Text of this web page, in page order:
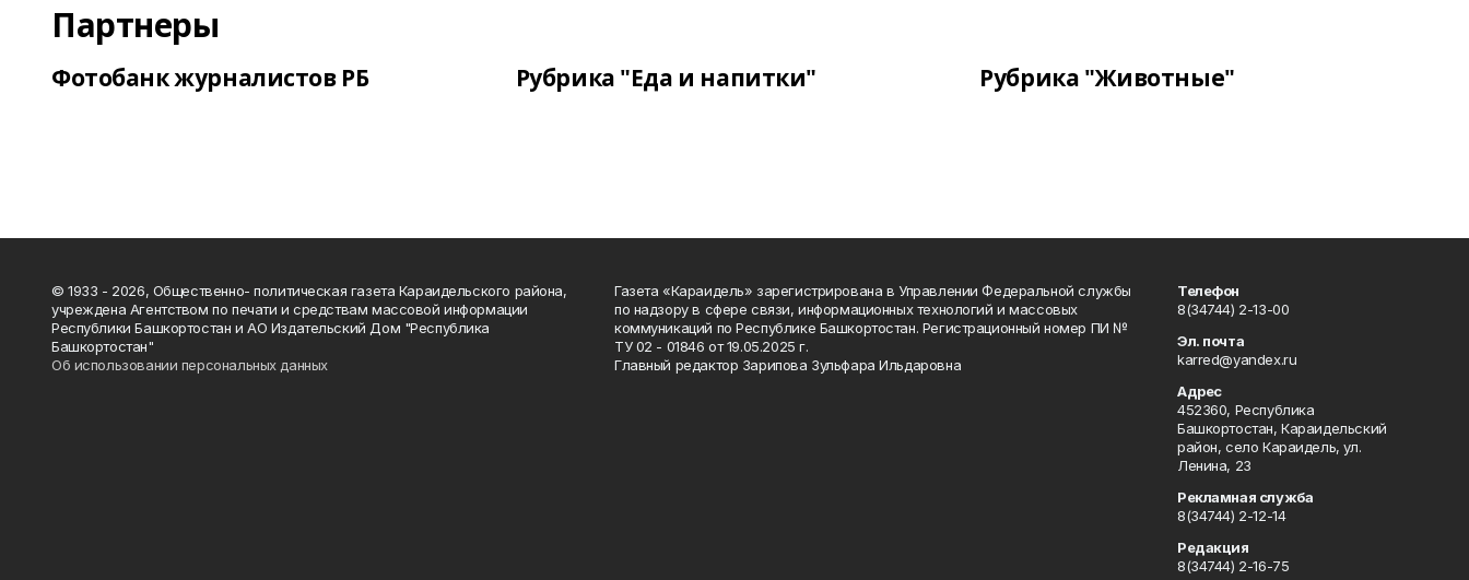
Партнеры
Фотобанк журналистов РБ Рубрика "Еда и напитки" Рубрика "Животные"
© 1933 - 2026, Общественно- политическая газета Караидельского района,
учреждена Агентством по печати и средствам массовой информации
Республики Башкортостан и АО Издательский Дом "Республика
Башкортостан"
Об использовании персональных данных
Газета «Караидель» зарегистрирована в Управлении Федеральной службы
по надзору в сфере связи, информационных технологий и массовых
коммуникаций по Республике Башкортостан. Регистрационный номер ПИ №
ТУ 02 - 01846 от 19.05.2025 г.
Главный редактор Зарипова Зульфара Ильдаровна
Телефон
8(34744) 2-13-00
Эл. почта
karred@yandex.ru
Адрес
452360, Республика
Башкортостан, Караидельский
район, село Караидель, ул.
Ленина, 23
Рекламная служба
8(34744) 2-12-14
Редакция
8(34744) 2-16-75